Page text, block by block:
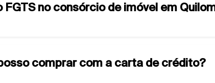
FGTS no consórcio de imóvel em
comprar com a carta de crédito?